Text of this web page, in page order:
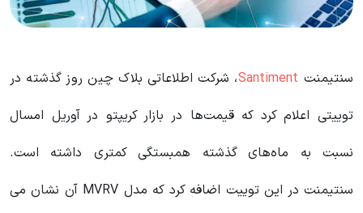
سنتیمنت Santiment، شرکت اطلاعاتی بلاک چین روز گذشته در
توییتی اعلام کرد که قیمت‌ها در بازار کریپتو در آوریل امسال
نسبت به ماه‌های گذشته همبستگی کمتری داشته است.
سنتیمنت در این توییت اضافه کرد که مدل MVRV آن نشان می